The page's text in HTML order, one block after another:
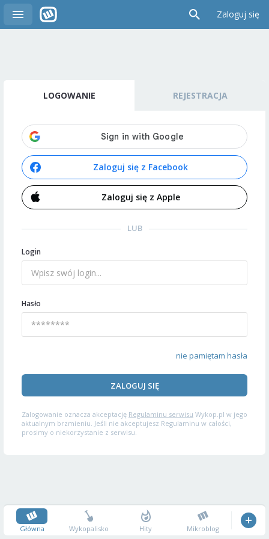
Zaloguj się
LOGOWANIE REJESTRACJA
Zaloguj się z Facebook
Zaloguj się z Apple
LUB
Login
Hasło
nie pamiętam hasła
ZALOGUJ SIĘ
Zalogowanie oznacza akceptację Regulaminu serwisu Wykop.pl w jego
aktualnym brzmieniu. Jeśli nie akceptujesz Regulaminu w całości,
prosimy o niekorzystanie z serwisu.
Główna Wykopalisko Hity Mikroblog